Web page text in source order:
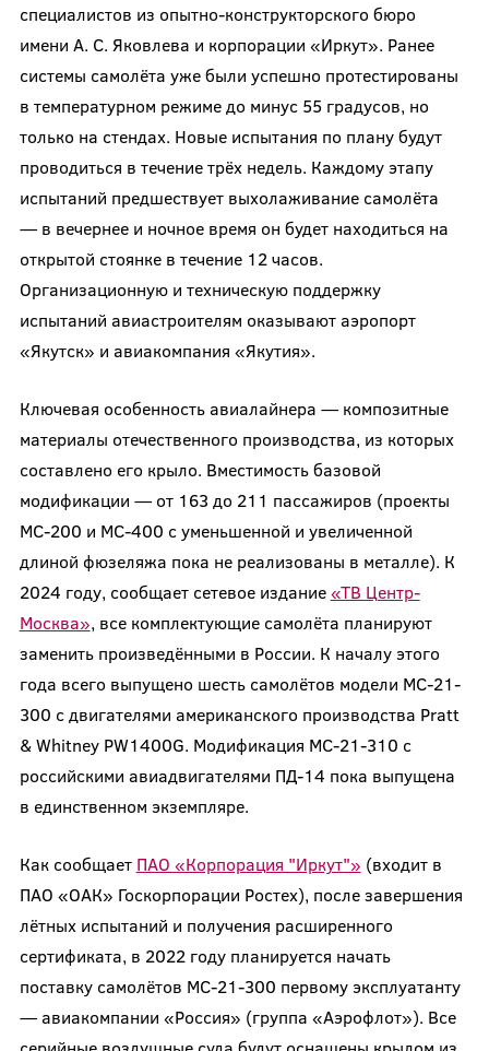
специалистов из опытно-конструкторского бюро
имени А. С. Яковлева и корпорации «Иркут». Ранее
системы самолёта уже были успешно протестированы
в температурном режиме до минус 55 градусов, но
только на стендах. Новые испытания по плану будут
проводиться в течение трёх недель. Каждому этапу
испытаний предшествует выхолаживание самолёта
— в вечернее и ночное время он будет находиться на
открытой стоянке в течение 12 часов.
Организационную и техническую поддержку
испытаний авиастроителям оказывают аэропорт
«Якутск» и авиакомпания «Якутия».
Ключевая особенность авиалайнера — композитные
материалы отечественного производства, из которых
составлено его крыло. Вместимость базовой
модификации — от 163 до 211 пассажиров (проекты
МС-200 и МС-400 с уменьшенной и увеличенной
длиной фюзеляжа пока не реализованы в металле). К
2024 году, сообщает сетевое издание«ТВ Центр-
Москва», все комплектующие самолёта планируют
заменить произведёнными в России. К началу этого
года всего выпущено шесть самолётов модели МС-21-
300 с двигателями американского производства Pratt
& Whitney PW1400G. Модификация МС-21-310 с
российскими авиадвигателями ПД-14 пока выпущена
в единственном экземпляре.
Как сообщает ПАО «Корпорация "Иркут"» (входит в
ПАО «ОАК» Госкорпорации Ростех), после завершения
лётных испытаний и получения расширенного
сертификата, в 2022 году планируется начать
поставку самолётов МС-21-300 первому эксплуатанту
— авиакомпании «Россия» (группа «Аэрофлот»). Все